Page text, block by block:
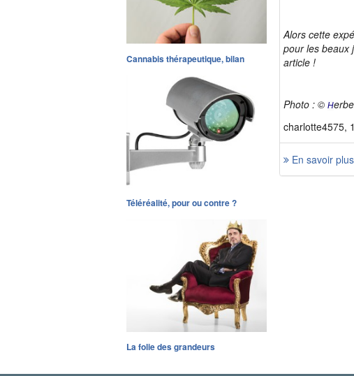
Cannabis thérapeutique, bilan
Téléréalité, pour ou contre ?
La folie des grandeurs
Alors cette
pour les beaux
article !
Photo : © H
charlotte4575,
En savoir